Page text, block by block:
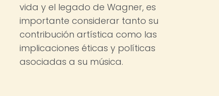
vida y el legado de Wagner, es
importante considerar tanto su
contribución artística como las
implicaciones éticas y políticas
asociadas a su música.